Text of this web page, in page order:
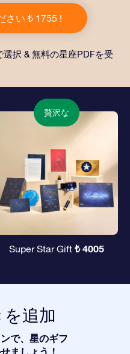
スタマイズされたドキュ
が含まれている他、弊社
。大切や人や友達に永遠
さい ₺ 1755 !
択 & 無料の星座PDFを受
贅沢な
Super Star Gift ₺ 4005
追加
で、星のギフ
ましょう！